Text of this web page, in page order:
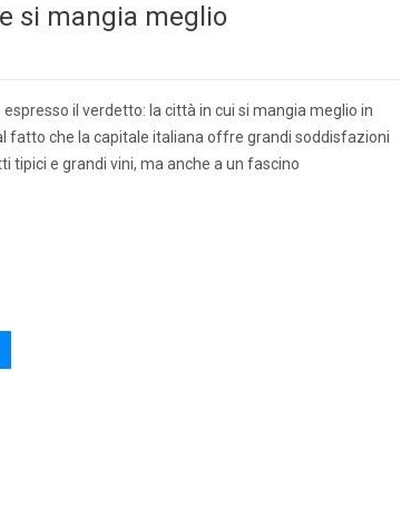
si mangia meglio
il verdetto: la città in cui si mangia meglio in
fatto che la capitale italiana offre grandi soddisfazioni
tipici e grandi vini, ma anche a un fascino